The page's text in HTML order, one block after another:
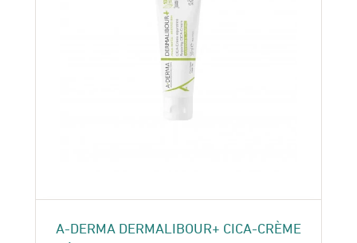
A-DERMA DERMALIBOUR+ CICA-CRÈME